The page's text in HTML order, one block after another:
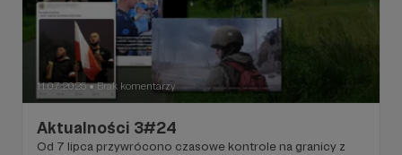
11.07.2025 ● Brak komentarzy
Aktualności 3#24
Od 7 lipca przywrócono czasowe kontrole na granicy z